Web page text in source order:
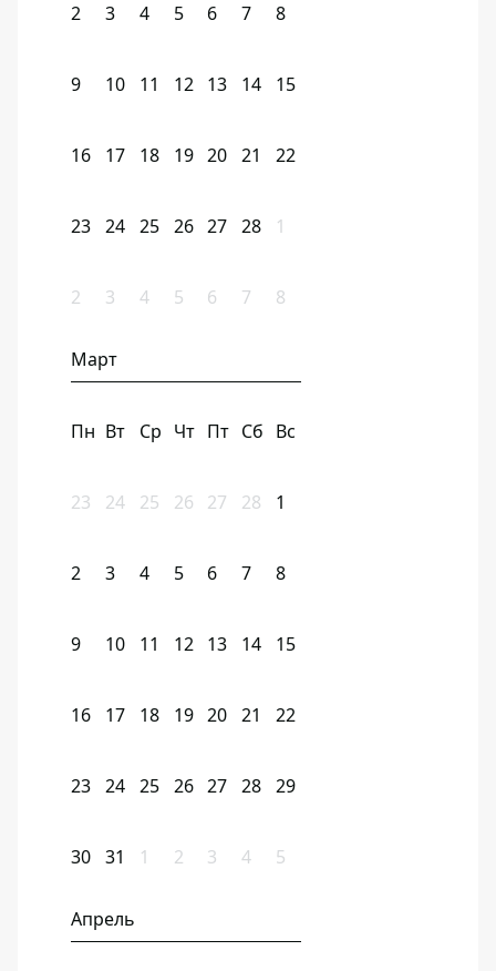
2 3 4 5 6 7 8
9 10 11 12 13 14 15
16 17 18 19 20 21 22
23 24 25 26 27 28 1
2 3 4 5 6 7 8
Март
Пн Вт Ср Чт Пт Сб Вс
23 24 25 26 27 28 1
2 3 4 5 6 7 8
9 10 11 12 13 14 15
16 17 18 19 20 21 22
23 24 25 26 27 28 29
30 31 1 2 3 4 5
Апрель